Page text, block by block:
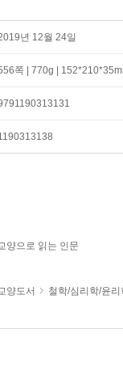
년 12월 24일
쪽 | 770g |
양으로 읽는 인문
양도서 철학/심리학/윤리